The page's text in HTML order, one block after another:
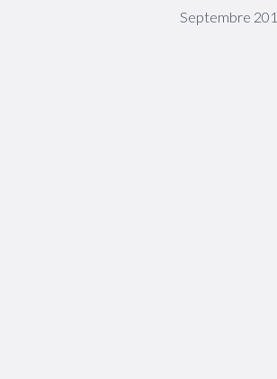
Septembre